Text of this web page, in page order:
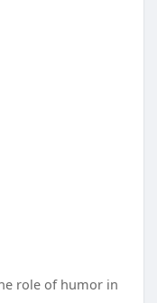
role of humor in